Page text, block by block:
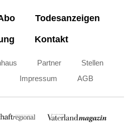
Todesanzeigen
Kontakt
Partner
Stellen
Impressum AGB